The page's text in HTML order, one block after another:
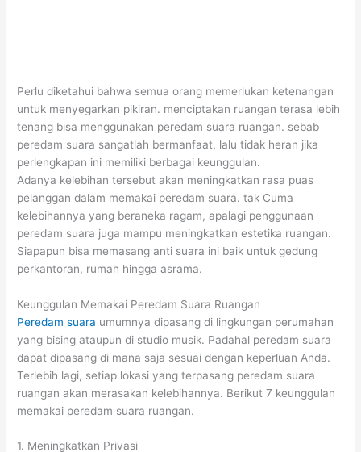
Perlu diketahui bahwa semua orang memerlukan ketenangan
untuk menyegarkan pikiran. menciptakan ruangan terasa lebih
tenang bisa menggunakan peredam suara ruangan. sebab
peredam suara sangatlah bermanfaat, lalu tidak heran jika
perlengkapan ini memiliki berbagai keunggulan.
Adanya kelebihan tersebut akan meningkatkan rasa puas
pelanggan dalam memakai peredam suara. tak Cuma
kelebihannya yang beraneka ragam, apalagi penggunaan
peredam suara juga mampu meningkatkan estetika ruangan.
Siapapun bisa memasang anti suara ini baik untuk gedung
perkantoran, rumah hingga asrama.
Keunggulan Memakai Peredam Suara Ruangan
Peredam suara umumnya dipasang di lingkungan perumahan
yang bising ataupun di studio musik. Padahal peredam suara
dapat dipasang di mana saja sesuai dengan keperluan Anda.
Terlebih lagi, setiap lokasi yang terpasang peredam suara
ruangan akan merasakan kelebihannya. Berikut 7 keunggulan
memakai peredam suara ruangan.
1. Meningkatkan Privasi